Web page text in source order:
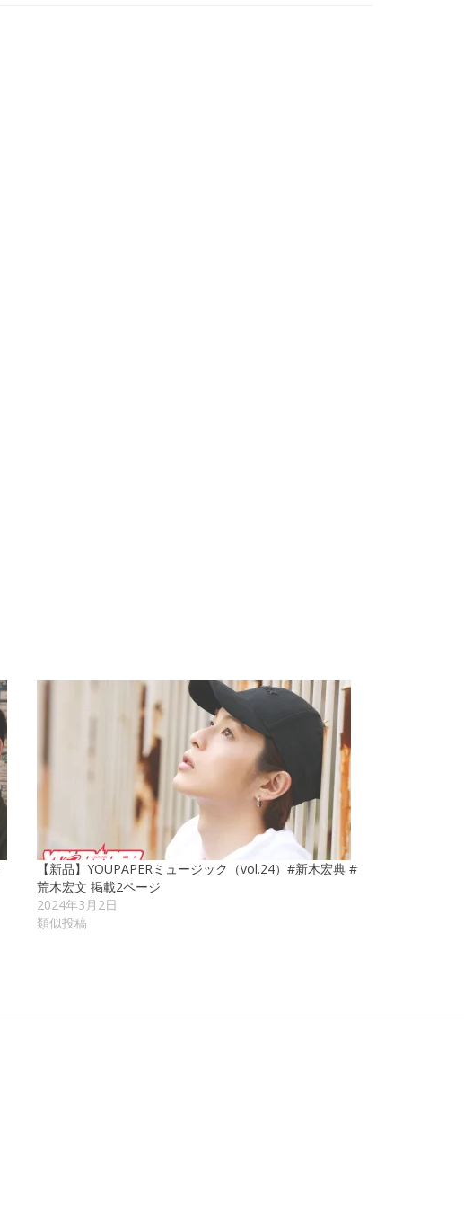
【新品】YOUPAPERミュージック（vol.24）#新木宏典 #
荒木宏文 掲載2ページ
2024年3月2日
類似投稿